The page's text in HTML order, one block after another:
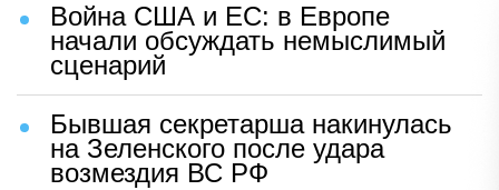
Война США и ЕС: в Европе
начали обсуждать немыслимый
сценарий
Бывшая секретарша накинулась
на Зеленского после удара
возмездия ВС РФ